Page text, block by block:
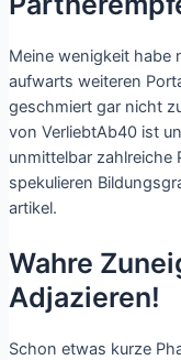
Meine wenigkeit habe
aufwarts weiteren
geschmiert gar nicht
von VerliebtAb40 ist
unmittelbar zahlreiche
spekulieren
artikel.
Wahre
Adjazieren!
Schon etwas kurze